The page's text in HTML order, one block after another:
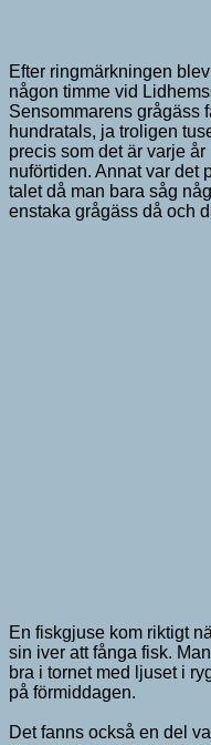
Efter ringmärkningen
någon timme vid
Sensommarens grågäss
hundratals, ja troligen
precis som det är varje år
nuförtiden. Annat var det
talet då man bara såg
enstaka grågäss då och
En fiskgjuse kom riktigt
sin iver att fånga fisk.
bra i tornet med ljuset i
på förmiddagen.
Det fanns också en del